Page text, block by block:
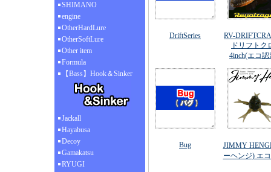
SHIMANO
engine
OtherHardLure
OtherSoftLure
Other item
Formula
【Bass】Hook＆Sinker
Jackall
Hayabusa
Decoy
Gamakatsu
RYUGI
DriftSeries
RV-
ドリフトク
4inch(エコ
Bug
JIMMY
ーヘンジ) エ